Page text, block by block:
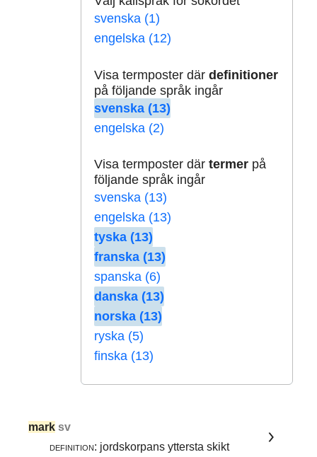
svenska (1)
engelska (12)
Visa termposter där definitioner
på följande språk ingår
svenska (13)
engelska (2)
Visa termposter där termerpå
följande språk ingår
svenska (13)
engelska (13)
tyska (13)
franska (13)
spanska (6)
danska (13)
norska (13)
ryska (5)
finska (13)
mark sv
definition: jordskorpans yttersta skikt